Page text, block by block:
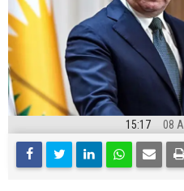
15:17 08